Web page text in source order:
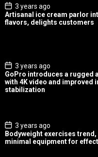
P
o
s
t
3 years ago
Artisanal ice cream parlor
flavors, delights customers
P
o
s
t
D
3 years ago
GoPro introduces a rugged
with 4K video and improved
stabilization
P
o
s
t
3 years ago
Bodyweight exercises
minimal equipment for